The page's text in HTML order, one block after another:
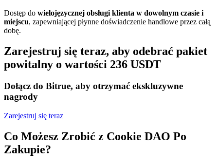
Dostęp do wielojęzycznej obsługi klienta w dowolnym czasie i
miejscu, zapewniającej płynne doświadczenie handlowe przez całą
dobę.
Zarejestruj się teraz, aby odebrać pakiet
powitalny o wartości 236 USDT
Dołącz do Bitrue, aby otrzymać ekskluzywne
nagrody
Zarejestruj się teraz
Co Możesz Zrobić z Cookie DAO Po
Zakupie?